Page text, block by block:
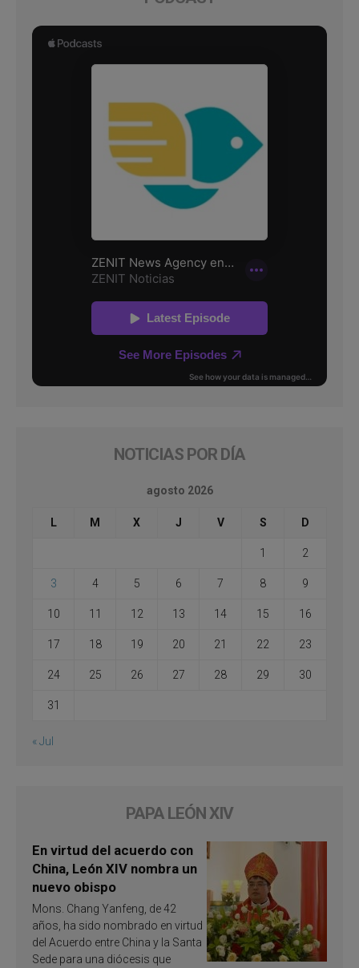
NOTICIAS POR DÍA
agosto 2026
L M X J V S D
1 2
3 4 5 6 7 8 9
10 11 12 13 14 15 16
17 18 19 20 21 22 23
24 25 26 27 28 29 30
31
« Jul
PAPA LEÓN XIV
En virtud del acuerdo con
China, León XIV nombra un
nuevo obispo
Mons. Chang Yanfeng, de 42
años, ha sido nombrado en virtud
del Acuerdo entre China y la Santa
Sede para una diócesis que